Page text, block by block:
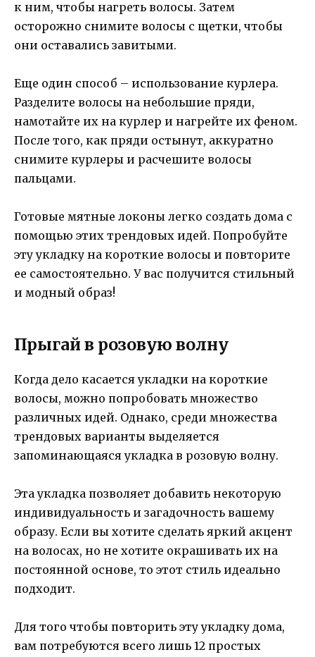
к ним, чтобы нагреть волосы. Затем
осторожно снимите волосы с щетки, чтобы
они оставались завитыми.
Еще один способ – использование курлера.
Разделите волосы на небольшие пряди,
намотайте их на курлер и нагрейте их феном.
После того, как пряди остынут, аккуратно
снимите курлеры и расчешите волосы
пальцами.
Готовые мятные локоны легко создать дома с
помощью этих трендовых идей. Попробуйте
эту укладку на короткие волосы и повторите
ее самостоятельно. У вас получится стильный
и модный образ!
Прыгай в розовую волну
Когда дело касается укладки на короткие
волосы, можно попробовать множество
различных идей. Однако, среди множества
трендовых варианты выделяется
запоминающаяся укладка в розовую волну.
Эта укладка позволяет добавить некоторую
индивидуальность и загадочность вашему
образу. Если вы хотите сделать яркий акцент
на волосах, но не хотите окрашивать их на
постоянной основе, то этот стиль идеально
подходит.
Для того чтобы повторить эту укладку дома,
вам потребуются всего лишь 12 простых